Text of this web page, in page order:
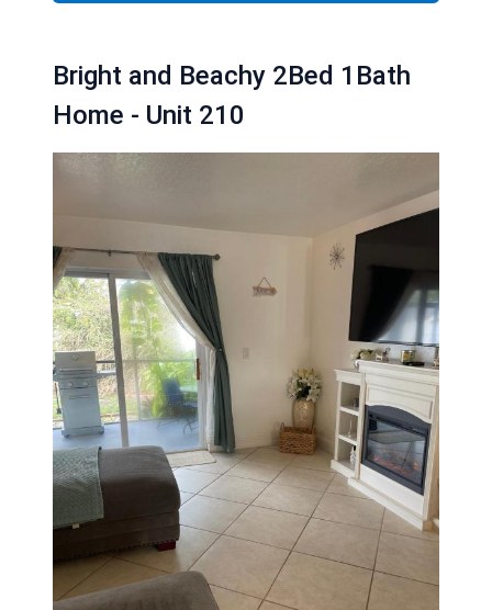
Bright and Beachy 2Bed 1Bath
Home - Unit 210